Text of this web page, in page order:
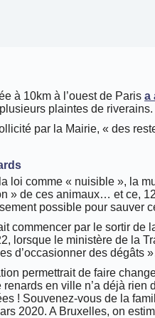
à 10km à l’ouest de Paris a
plaintes de riverains.
par la Mairie, « des
loi comme « nuisible », la
» de ces animaux… et ce,
possible pour sauver
commencer par le sortir de
lorsque le ministère de la
d’occasionner des dégâts
permettrait de faire
en ville n’a déjà rien
! Souvenez-vous de la
2020. A Bruxelles, on